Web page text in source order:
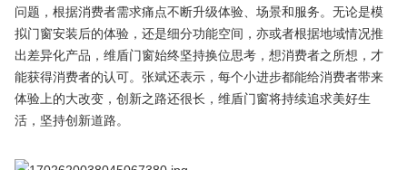
问题，根据消费者需求痛点不断升级体验、场景和服务。无论是模
拟门窗安装后的体验，还是细分功能空间，亦或者根据地域情况推
出差异化产品，维盾门窗始终坚持换位思考，想消费者之所想，才
能获得消费者的认可。张斌还表示，每个小进步都能给消费者带来
体验上的大改变，创新之路还很长，维盾门窗将持续追求美好生
活，坚持创新道路。